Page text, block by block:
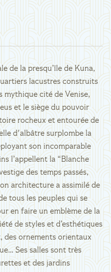
de la presqu’île de Kuna,
lacustres construits
mythique cité de Venise,
et le siège du pouvoir
rocheux et entourée de
d'albâtre surplombe la
son incomparable
l’appellent la “Blanche
des temps passés,
architecture a assimilé de
tous les peuples qui se
en faire un emblème de la
de styles et d’esthétiques
des ornements orientaux
Ses salles sont très
et des jardins